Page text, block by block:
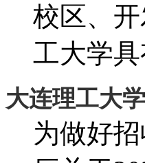
校区、
工大学
大连理工大
为做好